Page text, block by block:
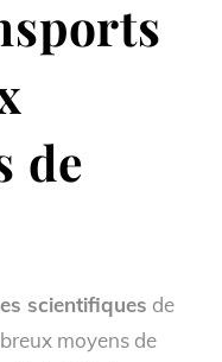
de
scientifiques de
moyens de